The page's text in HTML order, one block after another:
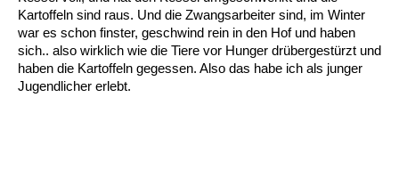
Frauen, Mütter, Kinder
Versorgung
Kartoffeln sind raus. Und die Zwangsarbeiter sind, im Winter
war es schon finster, geschwind rein in den Hof und haben
sich.. also wirklich wie die Tiere vor Hunger drübergestürzt und
haben die Kartoffeln gegessen. Also das habe ich als junger
Jugendlicher erlebt.